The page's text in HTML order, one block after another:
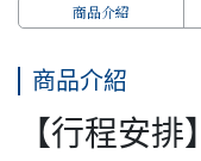
商品介紹
商品介紹
【行程安排】